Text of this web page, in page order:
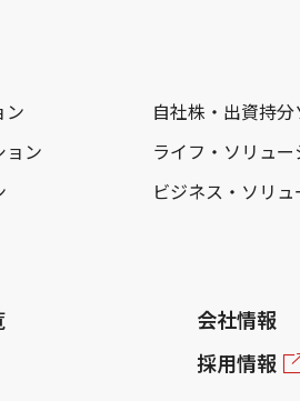
ン
自社株・出資持
ョン
ライフ・ソリュー
ビジネス・ソリ
会社情報
採用情報